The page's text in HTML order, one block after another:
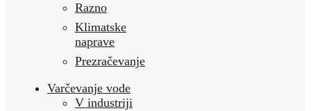
Razno
Klimatske
naprave
Prezračevanje
Varčevanje vode
V industriji